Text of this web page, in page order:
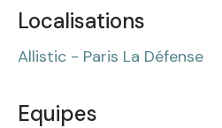
Localisations
Allistic - Paris La Défense
Equipes